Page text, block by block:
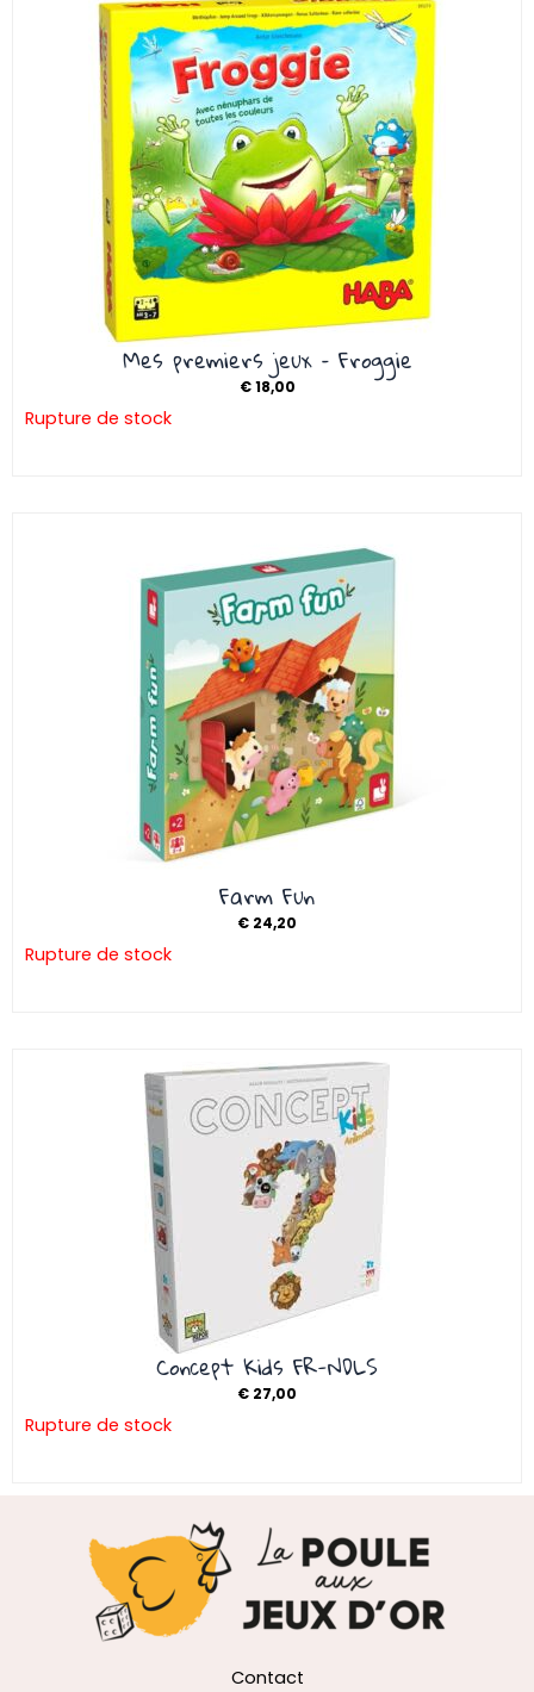
Mes premiers jeux – Froggie
€18,00
Rupture de stock
Farm Fun
€ 24,20
Rupture de stock
Concept Kids FR-NDLS
€ 27,00
Rupture de stock
Contact